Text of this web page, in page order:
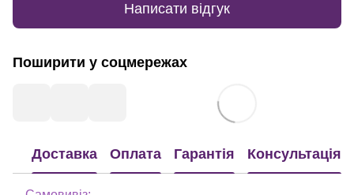
Написати відгук
Поширити у соцмережах
Доставка Оплата Гарантія Консультація